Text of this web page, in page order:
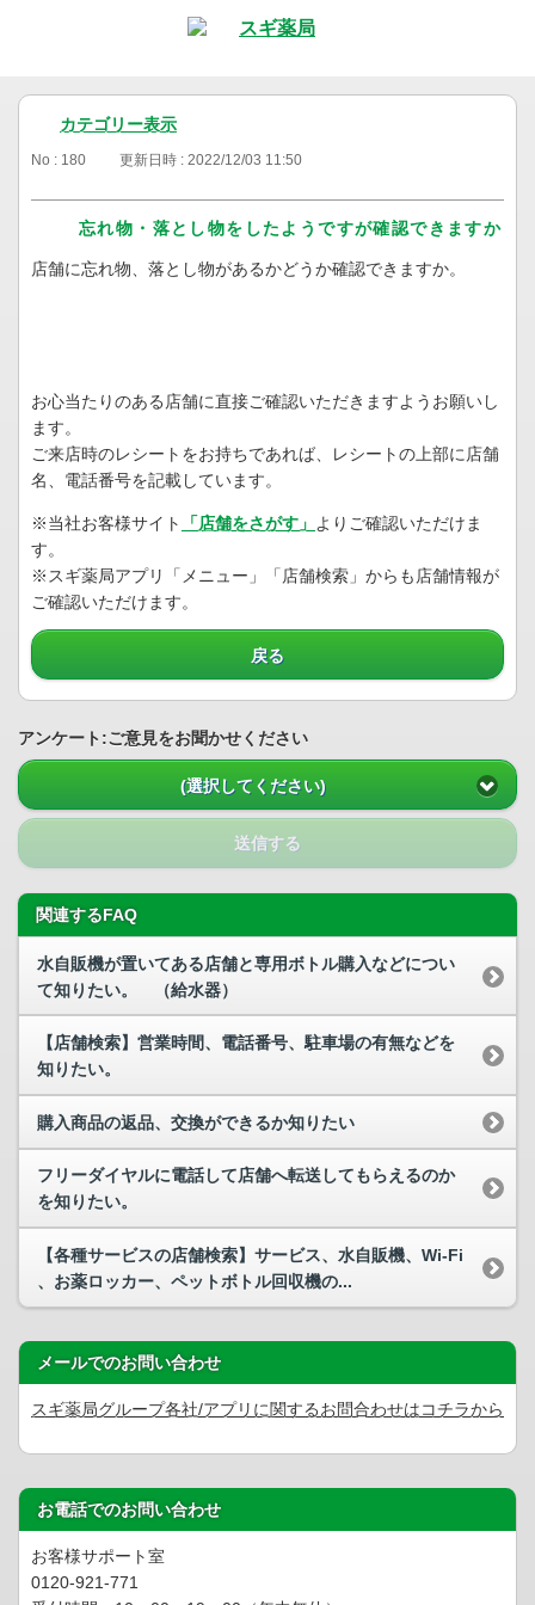
カテゴリー表示
No : 180 更新日時 : 2022/12/03 11:50
忘れ物・落とし物をしたようですが確認できますか
店舗に忘れ物、落とし物があるかどうか確認できますか。
お心当たりのある店舗に直接ご確認いただきますようお願いし
ます。
ご来店時のレシートをお持ちであれば、レシートの上部に店舗
名、電話番号を記載しています。
※当社お客様サイト 「店舗をさがす」 よりご確認いただけま
す。
※スギ薬局アプリ「メニュー」「店舗検索」からも店舗情報が
ご確認いただけます。
戻る
アンケート:ご意見をお聞かせください
(選択してください)
送信する
関連するFAQ
水自販機が置いてある店舗と専用ボトル購入などについ
て知りたい。 （給水器）
【店舗検索】営業時間、電話番号、駐車場の有無などを
知りたい。
購入商品の返品、交換ができるか知りたい
フリーダイヤルに電話して店舗へ転送してもらえるのか
を知りたい。
【各種サービスの店舗検索】サービス、水自販機、Wi-Fi
、お薬ロッカー、ペットボトル回収機の...
メールでのお問い合わせ
スギ薬局グループ各社/アプリに関するお問合わせはコチラから
お電話でのお問い合わせ
お客様サポート室
0120-921-771